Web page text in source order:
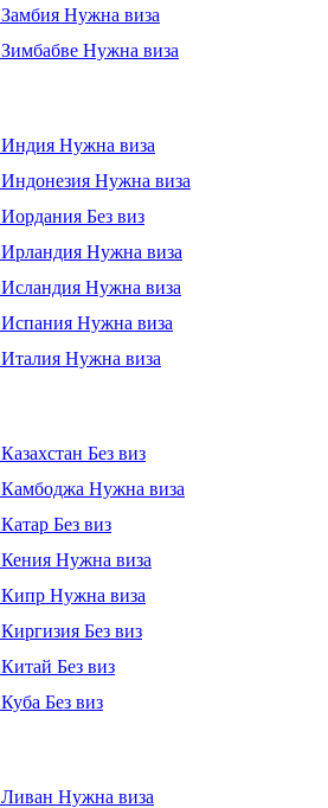
Замбия Нужна виза
Зимбабве Нужна виза
Индия Нужна виза
Индонезия Нужна виза
Иордания Без виз
Ирландия Нужна виза
Исландия Нужна виза
Испания Нужна виза
Италия Нужна виза
Казахстан Без виз
Камбоджа Нужна виза
Катар Без виз
Кения Нужна виза
Кипр Нужна виза
Киргизия Без виз
Китай Без виз
Куба Без виз
Ливан Нужна виза